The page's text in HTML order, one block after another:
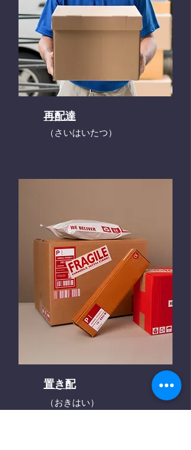
再配達
​（さいはいたつ）
置き配
（おきはい）